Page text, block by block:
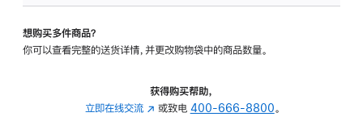
转
的
想购买多件商品？
你可以查看完整的送货详情，并更改购物袋中的商品数量。
获得购买帮助，
立即在线交流 (在 或致电 400-666-8800。